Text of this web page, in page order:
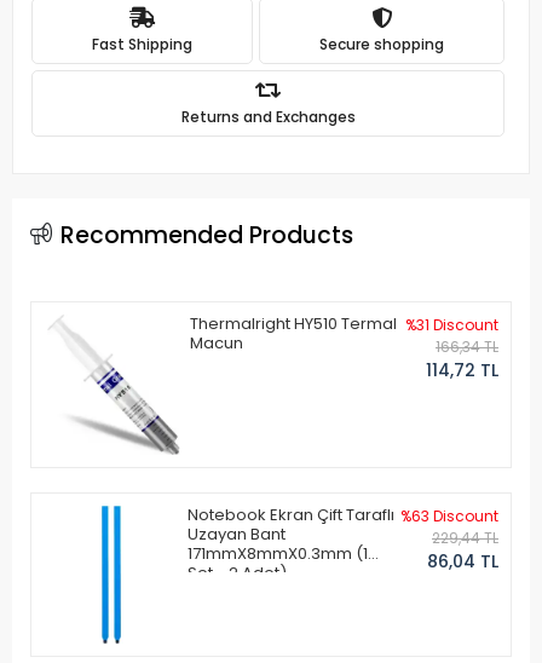
Fast Shipping Secure shopping
Returns and Exchanges
Recommended Products
Thermalright HY510 Termal
Macun
%31 Discount
166,34 TL
114,72 TL
Notebook Ekran Çift Taraflı
Uzayan Bant
171mmX8mmX0.3mm (1
Set - 2 Adet)
%63 Discount
229,44 TL
86,04 TL